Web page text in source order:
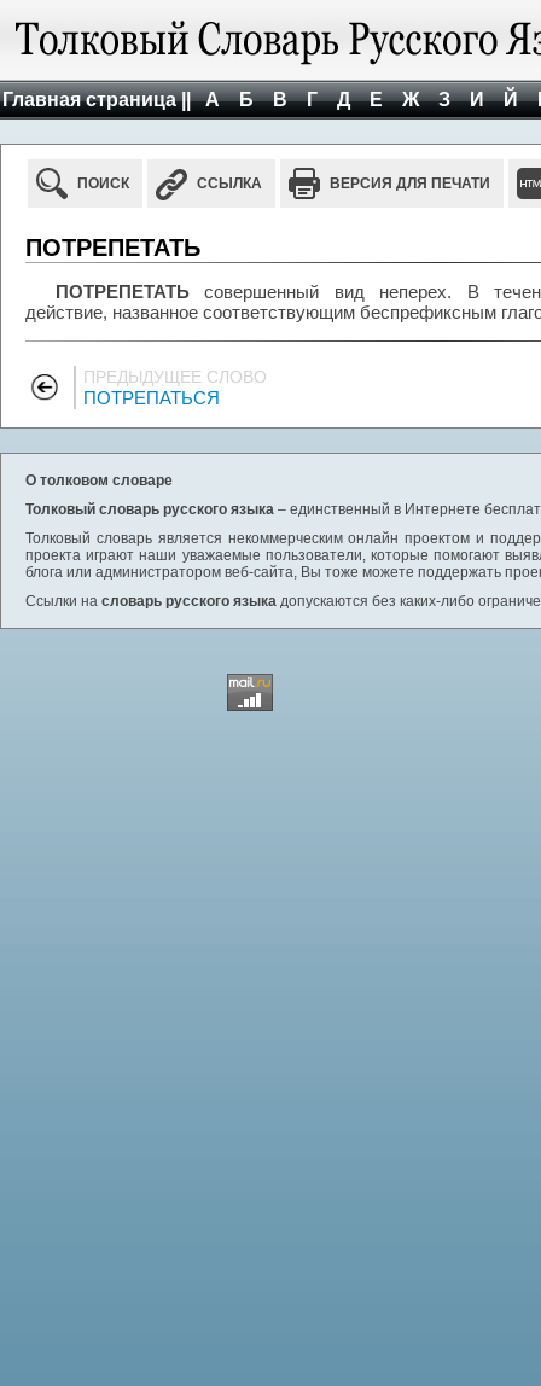
Главная страница || А Б В Г Д Е Ж З И Й
ПОИСК ССЫЛКА ВЕРСИЯ ДЛЯ ПЕЧАТИ
ПОТРЕПЕТАТЬ
ПОТРЕПЕТАТЬ совершенный вид неперех. В
действие, названное соответствующим беспрефиксным
ПРЕДЫДУЩЕЕ СЛОВО
ПОТРЕПАТЬСЯ
О толковом словаре
Толковый словарь русского языка – единственный в Интернете
Толковый словарь является некоммерческим онлайн проектом и
проекта играют наши уважаемые пользователи, которые помогают
блога или администратором веб-сайта, Вы тоже можете поддержать
Ссылки на словарь русского языка допускаются без каких-либо